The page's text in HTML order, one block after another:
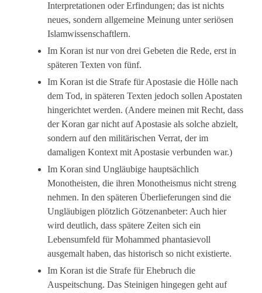
Interpretationen oder Erfindungen; das ist nichts
neues, sondern allgemeine Meinung unter seriösen
Islamwissenschaftlern.
Im Koran ist nur von drei Gebeten die Rede, erst in
späteren Texten von fünf.
Im Koran ist die Strafe für Apostasie die Hölle nach
dem Tod, in späteren Texten jedoch sollen Apostaten
hingerichtet werden. (Andere meinen mit Recht, dass
der Koran gar nicht auf Apostasie als solche abzielt,
sondern auf den militärischen Verrat, der im
damaligen Kontext mit Apostasie verbunden war.)
Im Koran sind Ungläubige hauptsächlich
Monotheisten, die ihren Monotheismus nicht streng
nehmen. In den späteren Überlieferungen sind die
Ungläubigen plötzlich Götzenanbeter: Auch hier
wird deutlich, dass spätere Zeiten sich ein
Lebensumfeld für Mohammed phantasievoll
ausgemalt haben, das historisch so nicht existierte.
Im Koran ist die Strafe für Ehebruch die
Auspeitschung. Das Steinigen hingegen geht auf